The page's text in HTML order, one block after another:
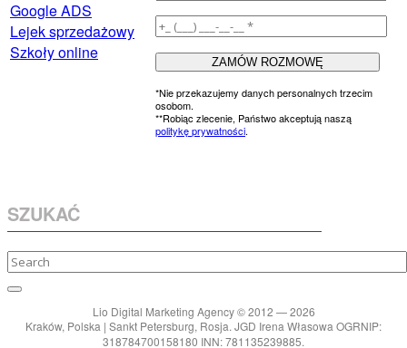
Google ADS
Lejek sprzedażowy
Szkoły online
*Nie przekazujemy danych personalnych trzecim
osobom.
**Robiąc zlecenie, Państwo akceptują naszą
politykę prywatności.
SZUKAĆ
Lio Digital Marketing Agency © 2012 — 2026
Kraków, Polska | Sankt Petersburg, Rosja. JGD Irena Własowa OGRNIP:
318784700158180 INN: 781135239885.